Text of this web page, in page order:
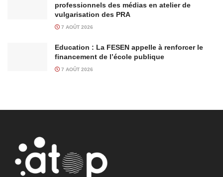
professionnels des médias en atelier de
vulgarisation des PRA
7 AOÛT 2026
Education : La FESEN appelle à renforcer le
financement de l’école publique
7 AOÛT 2026